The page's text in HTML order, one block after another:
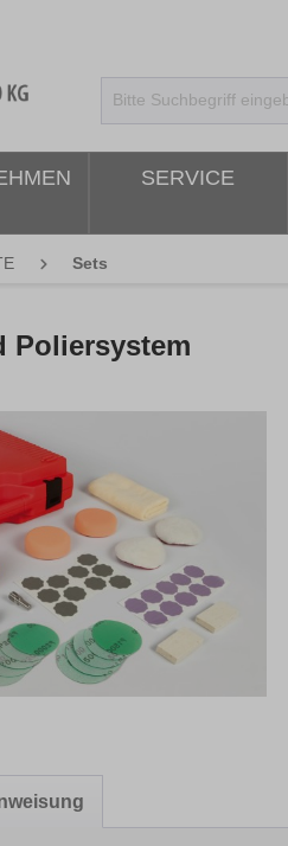
SERVICE
Sets
Poliersystem